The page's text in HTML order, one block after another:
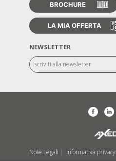
NEWSLETTER
BROCHURE
LA MIA OFFERTA
Note Legali Informativa privacy